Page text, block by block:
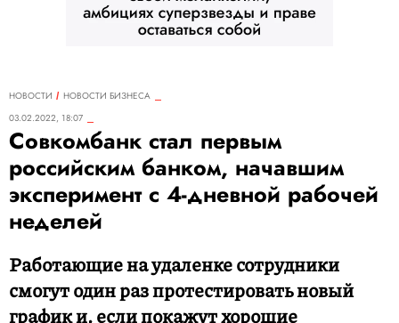
НОВОСТИ
НОВОСТИ БИЗНЕСА
03.02.2022, 18:07
Совкомбанк стал первым
российским банком, начавшим
эксперимент с 4-дневной рабочей
неделей
Работающие на удаленке сотрудники
смогут один раз протестировать новый
график и, если покажут хорошие